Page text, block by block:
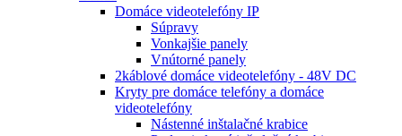
Domáce videotelefóny IP
Súpravy
Vonkajšie panely
Vnútorné panely
2káblové domáce videotelefóny - 48V DC
Kryty pre domáce telefóny a domáce
videotelefóny
Nástenné inštalačné krabice